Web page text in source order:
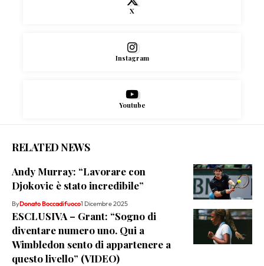
X
Instagram
Youtube
RELATED NEWS
Andy Murray: “Lavorare con
Djokovic è stato incredibile”
ByDonato Boccadifuoco1 Dicembre 2025
ESCLUSIVA – Grant: “Sogno di
diventare numero uno. Qui a
Wimbledon sento di appartenere a
questo livello” (VIDEO)